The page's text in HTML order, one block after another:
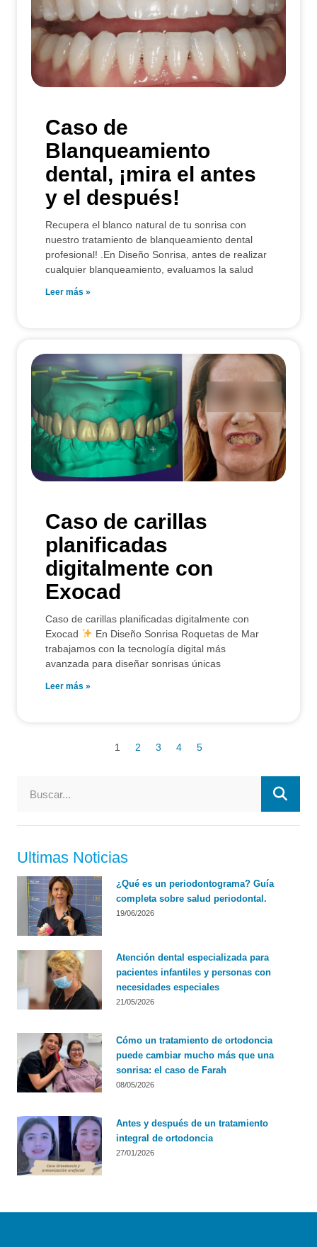
Caso de
Blanqueamiento
dental, ¡mira el antes
y el después!
Recupera el blanco natural de tu sonrisa con
nuestro tratamiento de blanqueamiento dental
profesional! .En Diseño Sonrisa, antes de realizar
cualquier blanqueamiento, evaluamos la salud
Leer más »
Caso de carillas
planificadas
digitalmente con
Exocad
Caso de carillas planificadas digitalmente con
Exocad
En Diseño Sonrisa Roquetas de Mar
trabajamos con la tecnología digital más
avanzada para diseñar sonrisas únicas
Leer más »
1 2 3 4 5
Ultimas Noticias
¿Qué es un periodontograma? Guía
completa sobre salud periodontal.
19/06/2026
Atención dental especializada para
pacientes infantiles y personas con
necesidades especiales
21/05/2026
Cómo un tratamiento de ortodoncia
puede cambiar mucho más que una
sonrisa: el caso de Farah
08/05/2026
Antes y después de un tratamiento
integral de ortodoncia
27/01/2026